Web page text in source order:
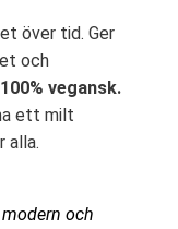
över tid. Ger
och
100% vegansk.
ett milt
alla.
modern och